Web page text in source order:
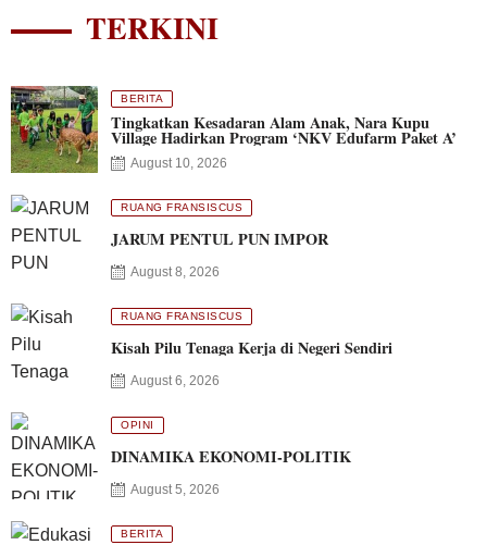
TERKINI
BERITA
Tingkatkan Kesadaran Alam Anak, Nara Kupu
Village Hadirkan Program ‘NKV Edufarm Paket A’
August 10, 2026
RUANG FRANSISCUS
JARUM PENTUL PUN IMPOR
August 8, 2026
RUANG FRANSISCUS
Kisah Pilu Tenaga Kerja di Negeri Sendiri
August 6, 2026
OPINI
DINAMIKA EKONOMI-POLITIK
August 5, 2026
BERITA